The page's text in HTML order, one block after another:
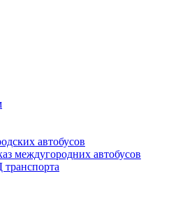
автобусов
междугородних автобусов